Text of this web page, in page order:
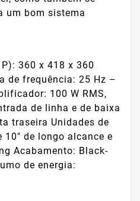
um bom sistema
360 x 418 x 360
de frequência: 25 Hz –
100 W RMS,
de linha e de baixa
traseira Unidades de
10" de longo alcance e
Acabamento: Black-
de energia: